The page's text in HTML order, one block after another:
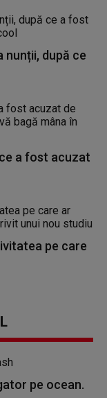
nunții, după ce
a fost acuzat
pe care
pe ocean.